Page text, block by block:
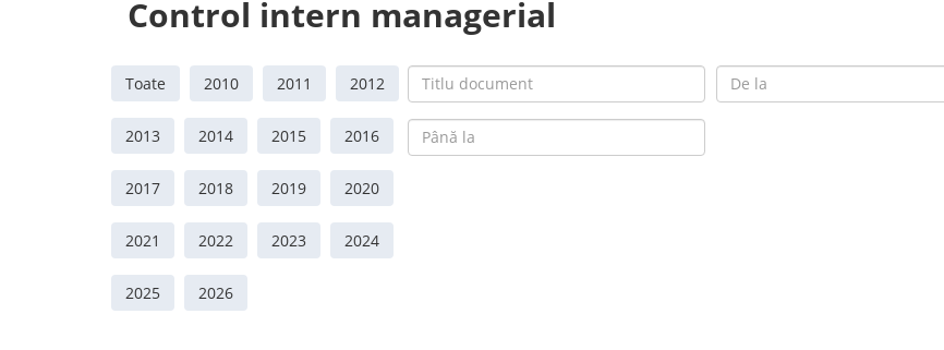
Control intern managerial
Toate 2010 2011 2012
2013 2014 2015 2016
2017 2018 2019 2020
2021 2022 2023 2024
2025 2026